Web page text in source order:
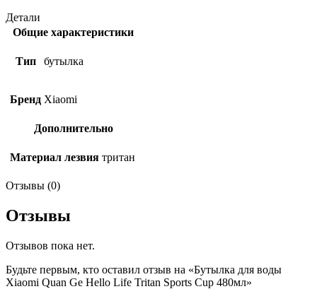
Детали
Общие характеристики
Тип бутылка
Бренд Xiaomi
Дополнительно
Материал лезвия тритан
Отзывы (0)
Отзывы
Отзывов пока нет.
Будьте первым, кто оставил отзыв на «Бутылка для воды
Xiaomi Quan Ge Hello Life Tritan Sports Cup 480мл»